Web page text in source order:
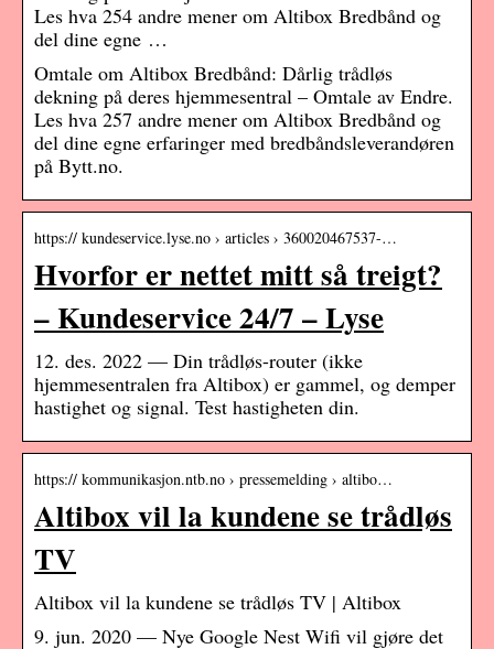
Les hva 254 andre mener om Altibox Bredbånd og
del dine egne …
Omtale om Altibox Bredbånd: Dårlig trådløs
dekning på deres hjemmesentral – Omtale av Endre.
Les hva 257 andre mener om Altibox Bredbånd og
del dine egne erfaringer med bredbåndsleverandøren
på Bytt.no.
https:// kundeservice.lyse.no › articles › 360020467537-…
Hvorfor er nettet mitt så treigt?
– Kundeservice 24/7 – Lyse
12. des. 2022 — Din trådløs-router (ikke
hjemmesentralen fra Altibox) er gammel, og demper
hastighet og signal. Test hastigheten din.
https:// kommunikasjon.ntb.no › pressemelding › altibo…
Altibox vil la kundene se trådløs
TV
Altibox vil la kundene se trådløs TV | Altibox
9. jun. 2020 — Nye Google Nest Wifi vil gjøre det